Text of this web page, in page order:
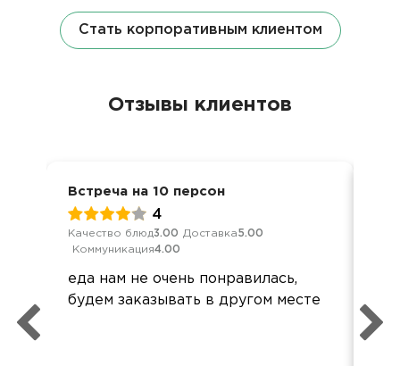
Стать корпоративным клиентом
Отзывы клиентов
Встреча на 10 персон
4
Качество блюд3.00 Доставка5.00
Коммуникация4.00
еда нам не очень понравилась,
будем заказывать в другом месте
и